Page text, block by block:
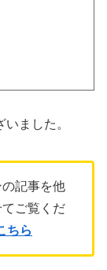
ました。
記事を他
ご覧くだ
ちら